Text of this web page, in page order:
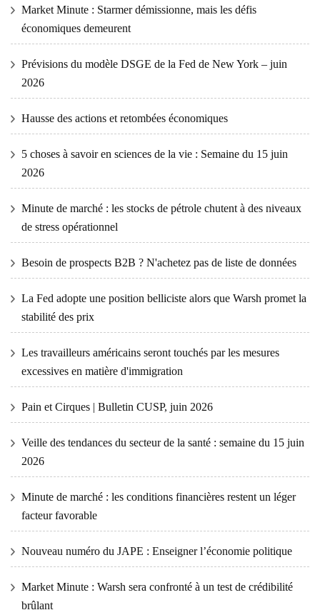
Market Minute : Starmer démissionne, mais les défis
économiques demeurent
Prévisions du modèle DSGE de la Fed de New York – juin
2026
Hausse des actions et retombées économiques
5 choses à savoir en sciences de la vie : Semaine du 15 juin
2026
Minute de marché : les stocks de pétrole chutent à des niveaux
de stress opérationnel
Besoin de prospects B2B ? N'achetez pas de liste de données
La Fed adopte une position belliciste alors que Warsh promet la
stabilité des prix
Les travailleurs américains seront touchés par les mesures
excessives en matière d'immigration
Pain et Cirques | Bulletin CUSP, juin 2026
Veille des tendances du secteur de la santé : semaine du 15 juin
2026
Minute de marché : les conditions financières restent un léger
facteur favorable
Nouveau numéro du JAPE : Enseigner l’économie politique
Market Minute : Warsh sera confronté à un test de crédibilité
brûlant